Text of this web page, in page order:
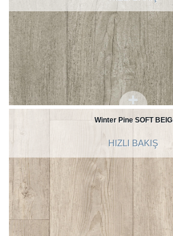
Winter Pine SOFT BEIG
HIZLI BAKIŞ